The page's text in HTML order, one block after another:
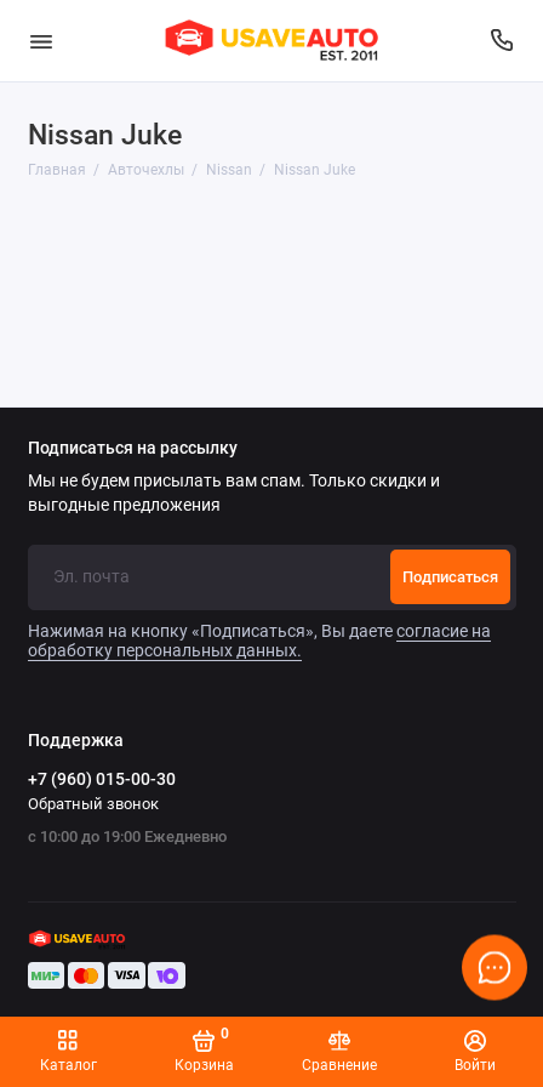
Каталог Корзина
0
Сравнение
Войти
Nissan Juke
Главная Авточехлы Nissan Nissan Juke
Audi
Changan
Chery
Chevrolet
Chrysler
Citroen
Datsun
Dodge
Dongfeng
Ford
Подписаться на рассылку
Мы не будем присылать вам спам. Только скидки и
выгодные предложения
Подписаться
Нажимая на кнопку «Подписаться», Вы даетесогласие на
обработку персональных данных.
Поддержка
+7 (960) 015-00-30
Обратный звонок
с 10:00 до 19:00 Ежедневно